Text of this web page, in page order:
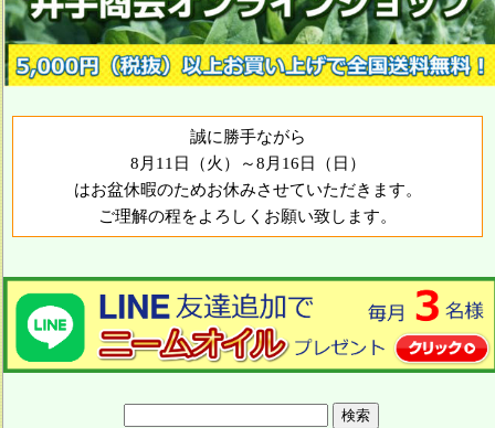
誠に勝手ながら
8月11日（火）～8月16日（日）
はお盆休暇のためお休みさせていただきます。
ご理解の程をよろしくお願い致します。